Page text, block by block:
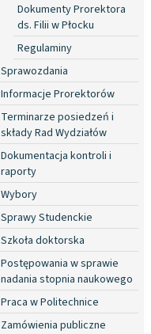
Dokumenty Prorektora
ds. Filii w Płocku
Regulaminy
Sprawozdania
Informacje Prorektorów
Terminarze posiedzeń i
składy Rad Wydziałów
Dokumentacja kontroli i
raporty
Wybory
Sprawy Studenckie
Szkoła doktorska
Postępowania w sprawie
nadania stopnia naukowego
Praca w Politechnice
Zamówienia publiczne